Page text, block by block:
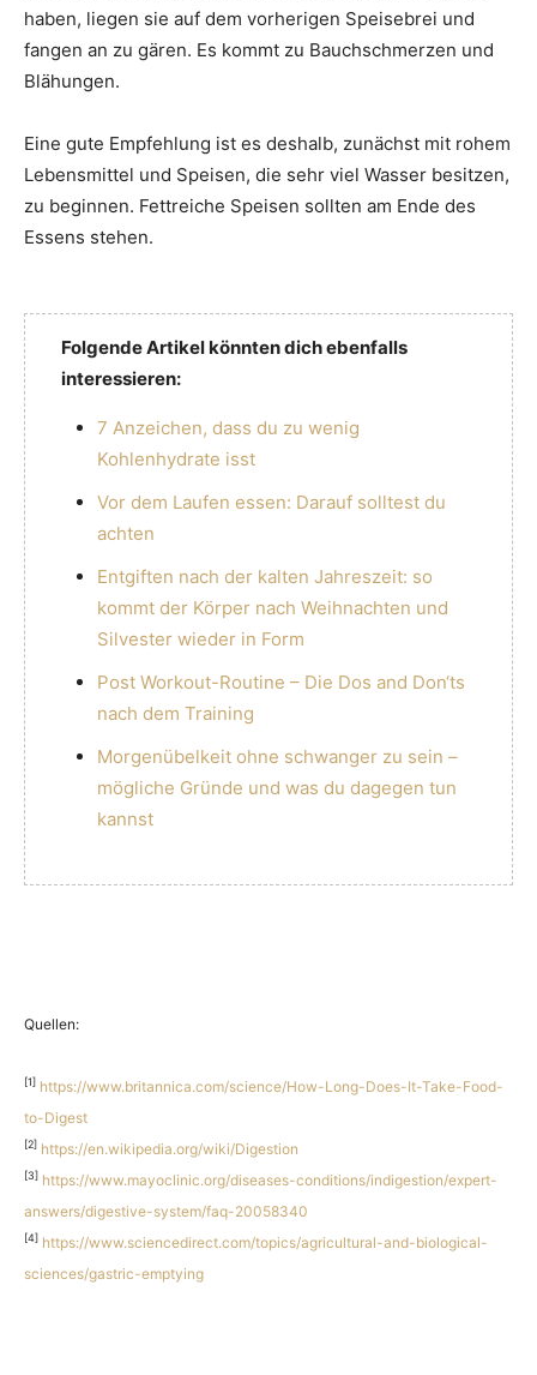
haben, liegen sie auf dem vorherigen Speisebrei und
fangen an zu gären. Es kommt zu Bauchschmerzen und
Blähungen.
Eine gute Empfehlung ist es deshalb, zunächst mit rohem
Lebensmittel und Speisen, die sehr viel Wasser besitzen,
zu beginnen. Fettreiche Speisen sollten am Ende des
Essens stehen.
Folgende Artikel könnten dich ebenfalls
interessieren:
7 Anzeichen, dass du zu wenig
Kohlenhydrate isst
Vor dem Laufen essen: Darauf solltest du
achten
Entgiften nach der kalten Jahreszeit: so
kommt der Körper nach Weihnachten und
Silvester wieder in Form
Post Workout-Routine – Die Dos and Don‘ts
nach dem Training
Morgenübelkeit ohne schwanger zu sein –
mögliche Gründe und was du dagegen tun
kannst
Quellen:
[1] https://www.britannica.com/science/How-Long-Does-It-Take-Food-
to-Digest
[2] https://en.wikipedia.org/wiki/Digestion
[3] https://www.mayoclinic.org/diseases-conditions/indigestion/expert-
answers/digestive-system/faq-20058340
[4] https://www.sciencedirect.com/topics/agricultural-and-biological-
sciences/gastric-emptying